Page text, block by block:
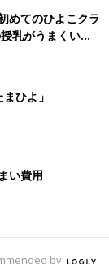
牛乳わらび餅で
きな粉を絡めて
します。グラタ
で」
、チーズケーキ
は牛乳の消費量
作るのが面倒な
めてのひよこクラ
乳がうまくい
トラブル 解決テ
ひよ」
い費用
by